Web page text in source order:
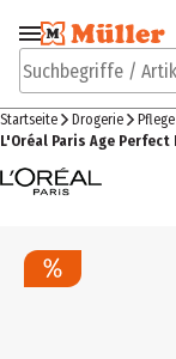
Zur Navigation
springen
Suchbegriffe /
Startseite Drogerie Pflege
L'Oréal Paris Age